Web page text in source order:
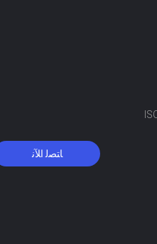
ﺎﺘﺼﻟ ﺍﻶﻧ